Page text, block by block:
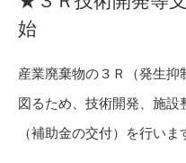
始
産業廃棄物の３Ｒ（発生抑
図るため、技術開発、施
（補助金の交付）を行いま